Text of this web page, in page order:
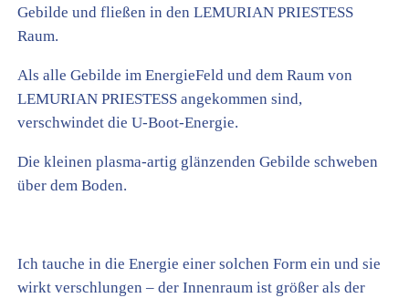
Gebilde und fließen in den LEMURIAN PRIESTESS
Raum.
Als alle Gebilde im EnergieFeld und dem Raum von
LEMURIAN PRIESTESS angekommen sind,
verschwindet die U-Boot-Energie.
Die kleinen plasma-artig glänzenden Gebilde schweben
über dem Boden.
Ich tauche in die Energie einer solchen Form ein und sie
wirkt verschlungen – der Innenraum ist größer als der